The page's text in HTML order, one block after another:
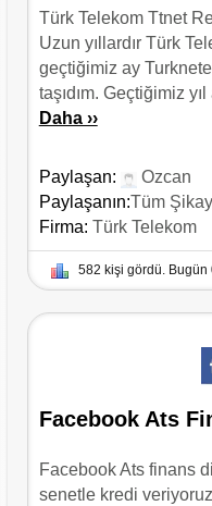
Türk Telekom Ttnet
Uzun yıllardır Türk
geçtiğimiz ay
taşıdım. Geçtiğimiz
Daha ››
Paylaşan:
Ozcan
Paylaşanın:Tüm
Firma: Türk Telekom
582 kişi gördü. Bugün
Facebook Ats
Facebook Ats finans
senetle kredi